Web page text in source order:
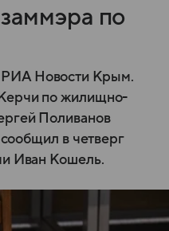
по
Новости Крым.
по жилищно-
Поливанов
в четверг
Иван Кошель.